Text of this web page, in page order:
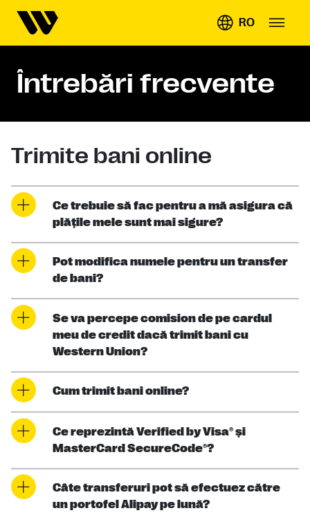
RO
Întrebări frecvente
Trimite bani online
Ce trebuie să fac pentru a mă asigura că
plăţile mele sunt mai sigure?
Pot modifica numele pentru un transfer
de bani?
Se va percepe comision de pe cardul
meu de credit dacă trimit bani cu
Western Union?
Cum trimit bani online?
Ce reprezintă Verified by Visa® şi
MasterCard SecureCode®?
Câte transferuri pot să efectuez către
un portofel Alipay pe lună?